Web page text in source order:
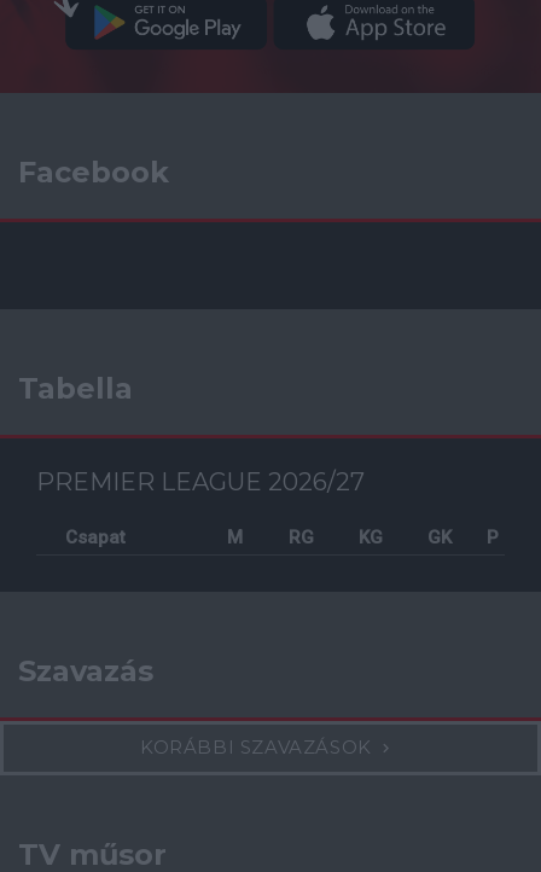
Facebook
Tabella
PREMIER LEAGUE 2026/27
Csapat M RG KG GK P
Szavazás
KORÁBBI SZAVAZÁSOK
TV műsor